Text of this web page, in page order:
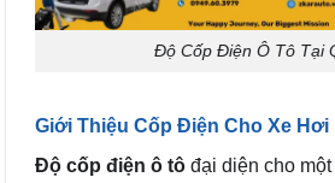
Độ Cốp Điện Ô Tô Tại
Giới Thiệu Cốp Điện Cho Xe Hơi
Độ cốp điện ô tô đại diện cho